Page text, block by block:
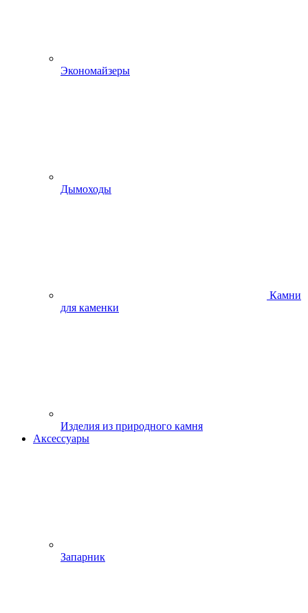
Экономайзеры
Дымоходы
Камни
для каменки
Изделия из природного камня
Аксессуары
Запарник